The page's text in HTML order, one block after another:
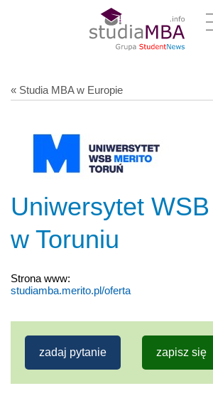
« Studia MBA w Europie
Uniwersytet
w Toruniu
Strona www:
studiamba.merito.pl/oferta
zadaj pytanie zapisz się